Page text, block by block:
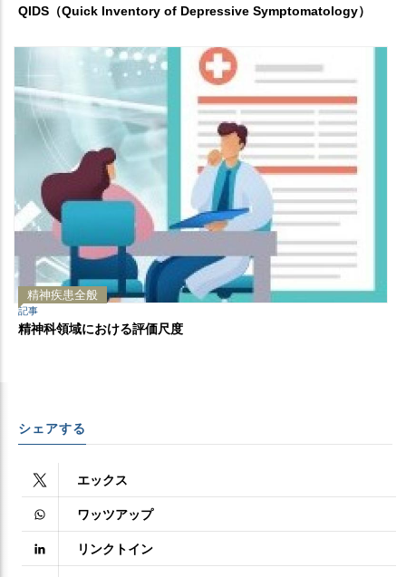
QIDS（Quick Inventory of Depressive Symptomatology）
精神疾患全般
記事
精神科領域における評価尺度
シェアする